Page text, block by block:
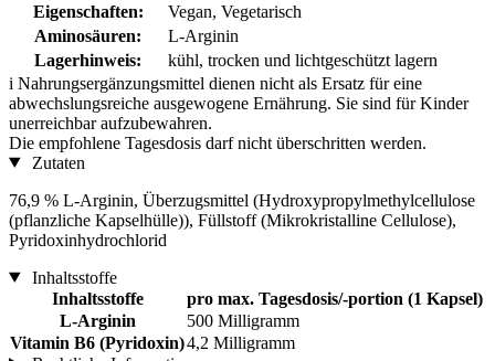
Eigenschaften:
Vegan, Vegetarisch
Aminosäuren:
L-Arginin
Lagerhinweis:
kühl, trocken und lichtgeschützt lagern
i Nahrungsergänzungsmittel dienen nicht als Ersatz für eine
abwechslungsreiche ausgewogene Ernährung. Sie sind für Kinder
unerreichbar aufzubewahren.
Die empfohlene Tagesdosis darf nicht überschritten werden.
Zutaten
76,9 % L-Arginin, Überzugsmittel (Hydroxypropylmethylcellulose
(pflanzliche Kapselhülle)), Füllstoff (Mikrokristalline Cellulose),
Pyridoxinhydrochlorid
Inhaltsstoffe
Inhaltsstoffe
pro max. Tagesdosis/-portion (1 Kapsel)
L-Arginin
500 Milligramm
Vitamin B6 (Pyridoxin)4,2 Milligramm